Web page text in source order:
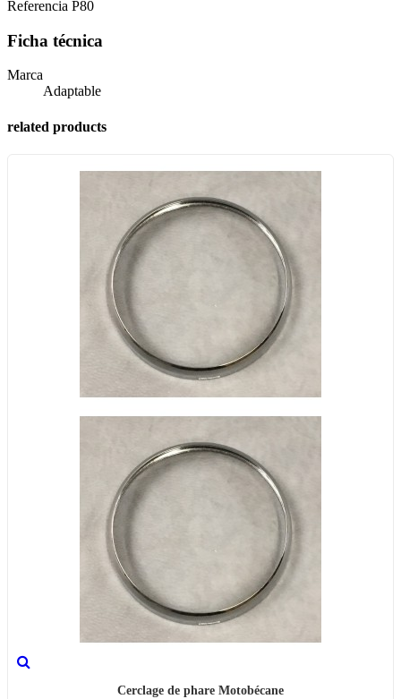
Referencia P80
Ficha técnica
Marca
Adaptable
related products
Cerclage de phare Motobécane